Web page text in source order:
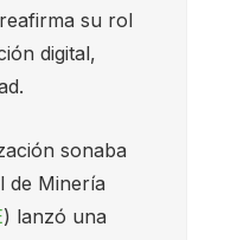
su rol
digital,
sonaba
de Minería
) lanzó una